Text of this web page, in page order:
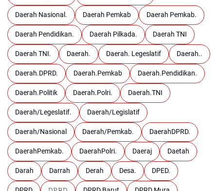
Daerah Nasional. Daerah Pemkab Daerah Pemkab.
Daerah Pendidikan. Daerah Pilkada. Daerah TNI
Daerah TNI. Daerah. Daerah. Legeslatif Daerah..
Daerah.DPRD. Daerah.Pemkab Daerah.Pendidikan.
Daerah.Politik Daerah.Polri. Daerah.TNI
Daerah/Legeslatif. Daerah/Legislatif
Daerah/Nasional Daerah/Pemkab. DaerahDPRD.
DaerahPemkab. DaerahPolri. Daeraj Daetah
Darah Darrah Derah Desa. DPED.